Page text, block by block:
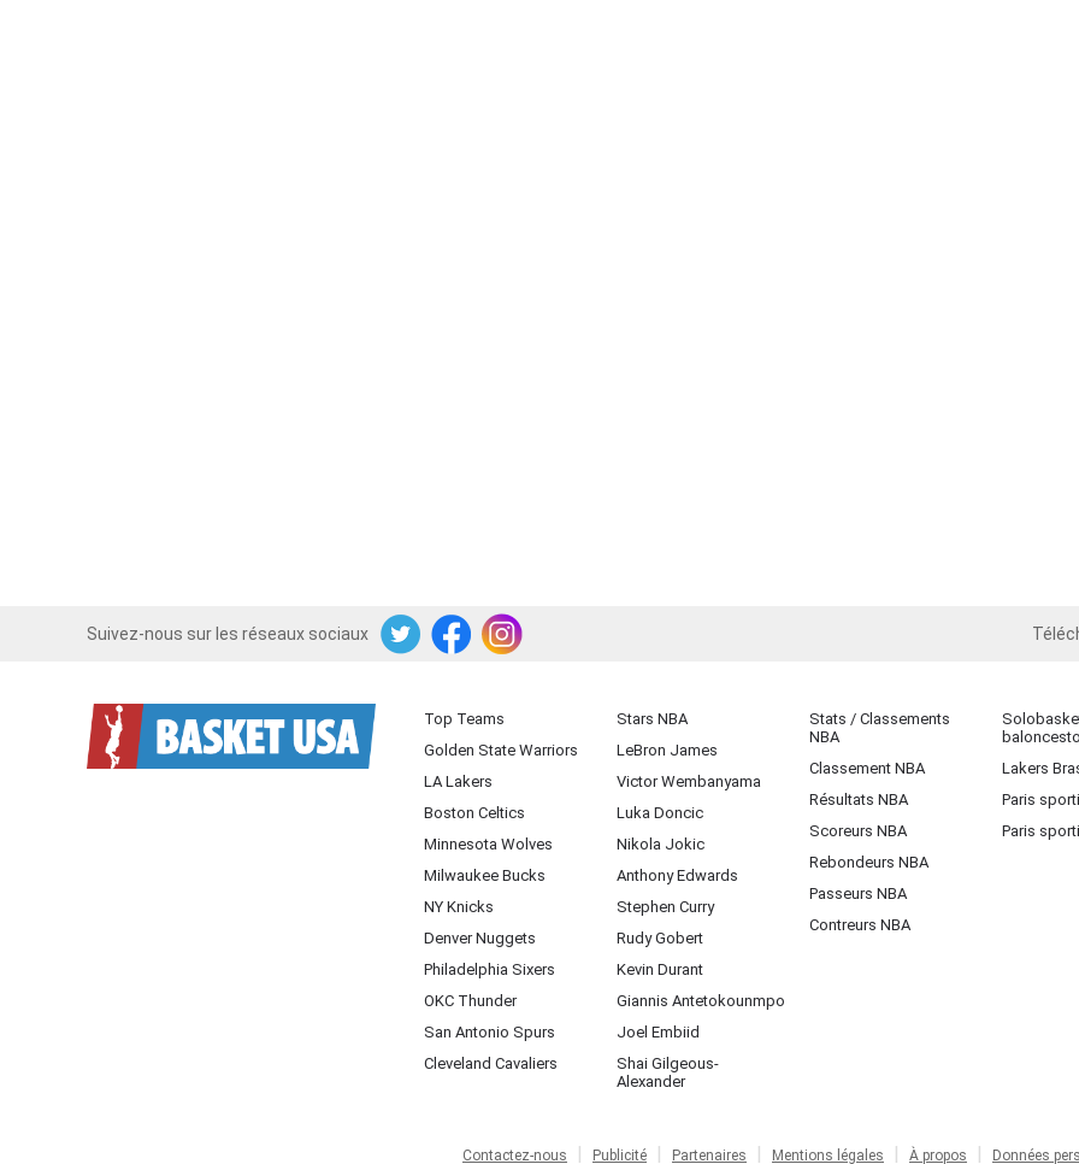
Suivez-nous sur les réseaux sociaux
TwitterFacebookInstagram iOS
Top Teams
Golden State Warriors
LA Lakers
Boston Celtics
Minnesota Wolves
Milwaukee Bucks
NY Knicks
Denver Nuggets
Philadelphia Sixers
OKC Thunder
San Antonio Spurs
Cleveland Cavaliers
Stars NBA
LeBron James
Victor Wembanyama
Luka Doncic
Nikola Jokic
Anthony Edwards
Stephen Curry
Rudy Gobert
Kevin Durant
Giannis Antetokounmpo
Joel Embiid
Shai Gilgeous-
Alexander
Stats / Classements
NBA
Classement NBA
Résultats NBA
Scoreurs NBA
Rebondeurs NBA
Passeurs NBA
Contreurs NBA
Lakers
Paris
Paris
Contactez-nous Publicité Partenaires Mentions légales À propos Données